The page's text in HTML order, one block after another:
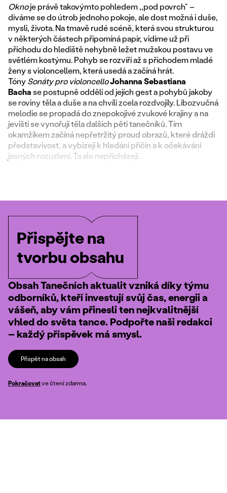
Oknoje právě takovýmto pohledem ,,pod povrch“ –
díváme se do útrob jednoho pokoje, ale dost možná i duše,
mysli, života. Na tmavě rudé scéně, která svou strukturou
v některých částech připomíná papír, vidíme už při
příchodu do hlediště nehybně ležet mužskou postavu ve
světlém kostýmu. Pohyb se rozvíří až s příchodem mladé
ženy s violoncellem, která usedá a začíná hrát.
TónySonáty pro violoncelloJohanna Sebastiana
Bachase postupně oddělí od jejích gest a pohybů jakoby
se roviny těla a duše a na chvíli zcela rozdvojily. Libozvučná
melodie se propadá do znepokojivé zvukové krajiny a na
jevišti se vynořují těla dalších pěti tanečníků. Tím
okamžikem začíná nepřetržitý proud obrazů, které dráždí
představivost, a vybízejí k hledání příčin a k očekávání
jasných rozuzlení. Ta ale nepřicházejí…
Přispějte na
tvorbu obsahu
Obsah Tanečních aktualit vzniká díky týmu
odborníků, kteří investují svůj čas, energii a
vášeň, aby vám přinesli ten nejkvalitnější
vhled do světa tance. Podpořte naši redakci
– každý příspěvek má smysl.
Přispět na obsah
Pokračovatve čtení zdarma.